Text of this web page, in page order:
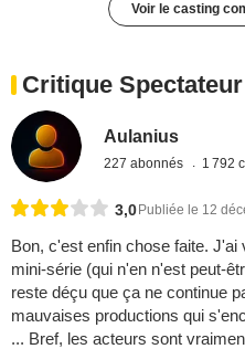
Voir le casting
Critique Spectateur
Aulanius
227 abonnés 1 792
3,0Publiée le 12
Bon, c'est enfin chose faite.
mini-série (qui n'en n'est peut-
reste déçu que ça ne continue
mauvaises productions qui
... Bref, les acteurs sont